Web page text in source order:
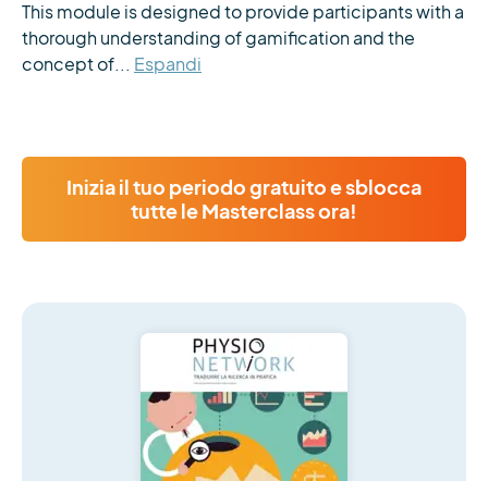
This module is designed to provide participants with a
thorough understanding of gamification and the
concept of... Espandi
Inizia il tuo periodo gratuito e sblocca
tutte le Masterclass ora!